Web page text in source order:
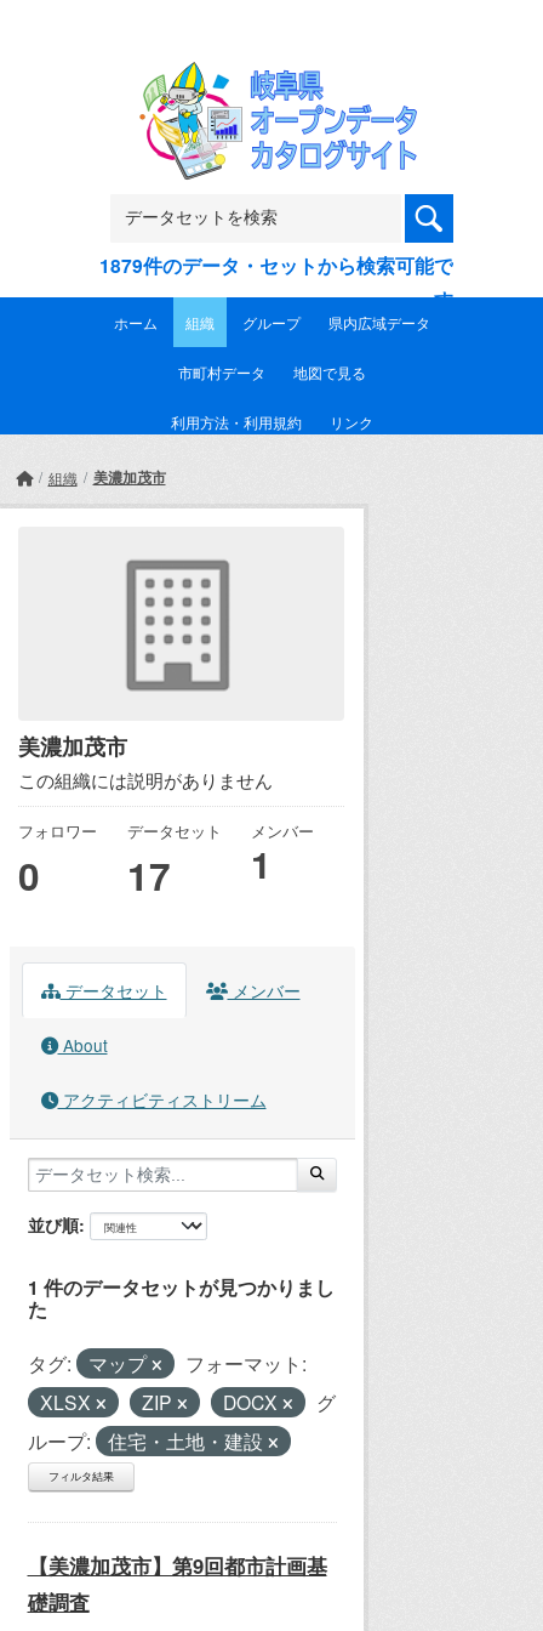
1879件のデータ・セットから検索可能で
す
ホーム 組織 グループ 県内広域データ
市町村データ 地図で見る
利用方法・利用規約 リンク
組織 美濃加茂市
美濃加茂市
この組織には説明がありません
フォロワー
0
データセット
17
メンバー
1
データセット メンバー
About
アクティビティストリーム
並び順
1 件のデータセットが見つかりまし
た
タグ: マップ
フォーマット:
XLSX
ZIP DOCX
グ
ループ:
住宅・土地・建設
フィルタ結果
【美濃加茂市】第9回都市計画基
礎調査